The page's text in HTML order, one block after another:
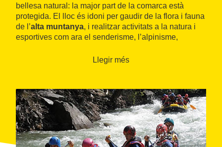
bellesa natural: la major part de la comarca està
protegida. El lloc és idoni per gaudir de la flora i fauna
de l’alta muntanya, i realitzar activitats a la natura i
esportives com ara el senderisme, l’alpinisme,
Llegir més